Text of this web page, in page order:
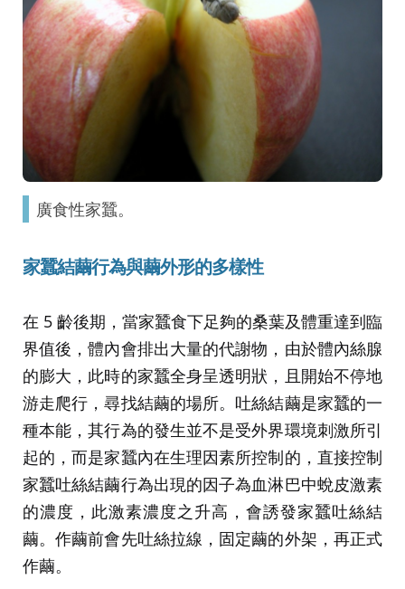
廣食性家蠶。
家蠶結繭行為與繭外形的多樣性
在 5 齡後期，當家蠶食下足夠的桑葉及體重達到臨
界值後，體內會排出大量的代謝物，由於體內絲腺
的膨大，此時的家蠶全身呈透明狀，且開始不停地
游走爬行，尋找結繭的場所。吐絲結繭是家蠶的一
種本能，其行為的發生並不是受外界環境刺激所引
起的，而是家蠶內在生理因素所控制的，直接控制
家蠶吐絲結繭行為出現的因子為血淋巴中蛻皮激素
的濃度，此激素濃度之升高，會誘發家蠶吐絲結
繭。作繭前會先吐絲拉線，固定繭的外架，再正式
作繭。